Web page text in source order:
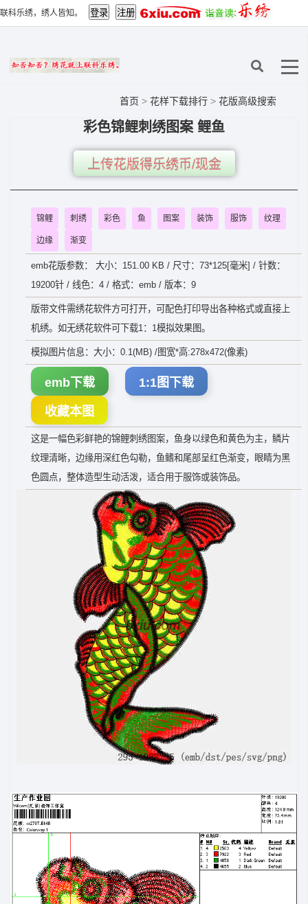
联科乐绣，绣人皆知。
首页 > 花样下载排行 > 花版高级搜索
彩色锦鲤刺绣图案 鲤鱼
上传花版得乐绣币/现金
锦鲤 刺绣 彩色 鱼 图案 装饰 服饰 纹理
边缘 渐变
emb花版参数： 大小：151.00 KB / 尺寸：73*125[毫米] / 针数：
19200针 / 线色：4 / 格式：emb / 版本：9
版带文件需绣花软件方可打开，可配色打印导出各种格式或直接上
机绣。如无绣花软件可下载1：1模拟效果图。
模拟图片信息：大小：0.1(MB) /图宽*高:278x472(像素)
emb下载 1:1图下载
收藏本图
这是一幅色彩鲜艳的锦鲤刺绣图案，鱼身以绿色和黄色为主，鳞片
纹理清晰，边缘用深红色勾勒，鱼鳍和尾部呈红色渐变，眼睛为黑
色圆点，整体造型生动活泼，适合用于服饰或装饰品。